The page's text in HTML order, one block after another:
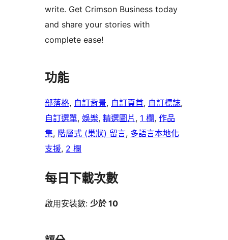
write. Get Crimson Business today
and share your stories with
complete ease!
功能
部落格, 自訂背景, 自訂頁首, 自訂標誌
自訂選單, 娛樂, 精選圖片 , 1 欄, 作品
集, 階層式 (巢狀) 留言, 多語言本地化
支援, 2 欄
每日下載次數
啟用安裝數: 少於 10